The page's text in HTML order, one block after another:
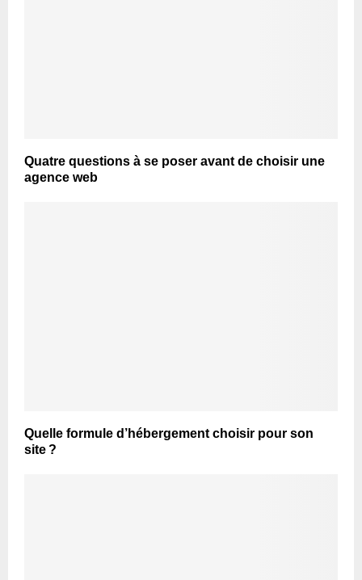
Quatre questions à se poser avant de choisir une
agence web
Quelle formule d’hébergement choisir pour son
site ?